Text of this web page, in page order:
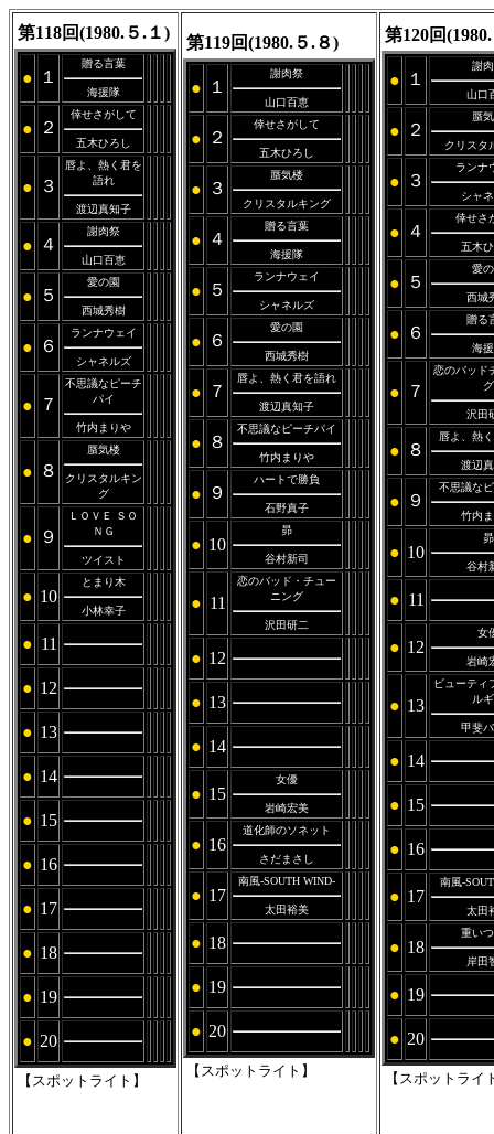
第118回(1980.５.１)
● １
贈る言葉
海援隊
● ２
倖せさがして
五木ひろし
● ３
唇よ、熱く君を
語れ
渡辺真知子
● ４
謝肉祭
山口百恵
● ５
愛の園
西城秀樹
● ６
ランナウェイ
シャネルズ
● ７
不思議なピーチ
パイ
竹内まりや
● ８
蜃気楼
クリスタルキン
グ
● ９
ＬＯＶＥ ＳＯ
ＮＧ
ツイスト
● 10
とまり木
小林幸子
● 11
● 12
● 13
● 14
● 15
● 16
● 17
● 18
● 19
● 20
【スポットライト】
第119回(1980.５.８)
● １
謝肉祭
山口百恵
● ２
倖せさがして
五木ひろし
● ３
蜃気楼
クリスタルキング
● ４
贈る言葉
海援隊
● ５
ランナウェイ
シャネルズ
● ６
愛の園
西城秀樹
● ７
唇よ、熱く君を語れ
渡辺真知子
● ８
不思議なピーチパイ
竹内まりや
● ９
ハートで勝負
石野真子
● 10
昴
谷村新司
● 11
恋のバッド・チュー
ニング
沢田研二
● 12
● 13
● 14
● 15
女優
岩崎宏美
● 16
道化師のソネット
さだまさし
● 17
南風-SOUTH WIND-
太田裕美
● 18
● 19
● 20
【スポットライト】
第120回
● １
謝
山口
● ２
蜃
クリスタ
● ３
ランナ
シャ
● ４
倖せさ
五木
● ５
愛
西城
● ６
贈る
海
● ７
恋のバッド
グ
沢田
● ８
唇よ、熱
渡辺
● ９
不思議な
竹内
● 10
昴
谷村
● 11
● 12
女
岩崎
● 13
ビューティ
ル
甲斐
● 14
● 15
● 16
● 17
南風-
太田
● 18
重い
岸田
● 19
● 20
【スポットライ